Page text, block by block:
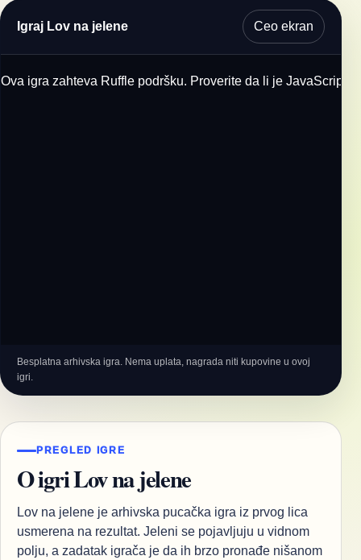
Igraj Lov na jelene Ceo ekran
Ova igra zahteva Ruffle podršku. Proverite da li je JavaScript
Besplatna arhivska igra. Nema uplata, nagrada niti kupovine u ovoj
igri.
PREGLED IGRE
O igri Lov na jelene
Lov na jelene je arhivska pucačka igra iz prvog lica
usmerena na rezultat. Jeleni se pojavljuju u vidnom
polju, a zadatak igrača je da ih brzo pronađe nišanom